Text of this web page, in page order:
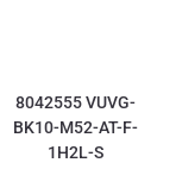
8042555 VUVG-
BK10-M52-AT-F-
1H2L-S